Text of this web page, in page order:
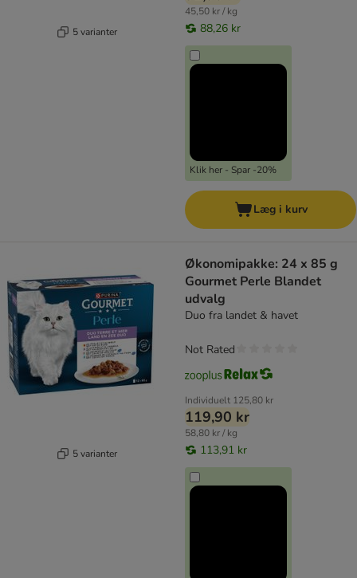
5 varianter
45,50 kr / kg
88,26 kr
Klik her - Spar -20%
Læg i kurv
5 varianter
Økonomipakke: 24 x 85 g
Gourmet Perle Blandet
udvalg
Duo fra landet & havet
Individuelt 125,80 kr
119,90 kr
58,80 kr / kg
113,91 kr
Not Rated